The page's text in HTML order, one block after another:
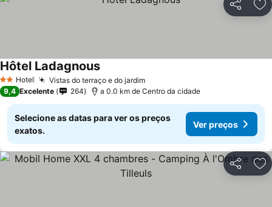
Partilhar
2 Estrelas
Hotel Vistas do terraço e do jardim
Hôtel Ladagnous
9,4 Excelente 264 a 0.0 km de Centro da cidade
Selecione as datas para ver os preços
exatos.
Ver preços
Partilhar